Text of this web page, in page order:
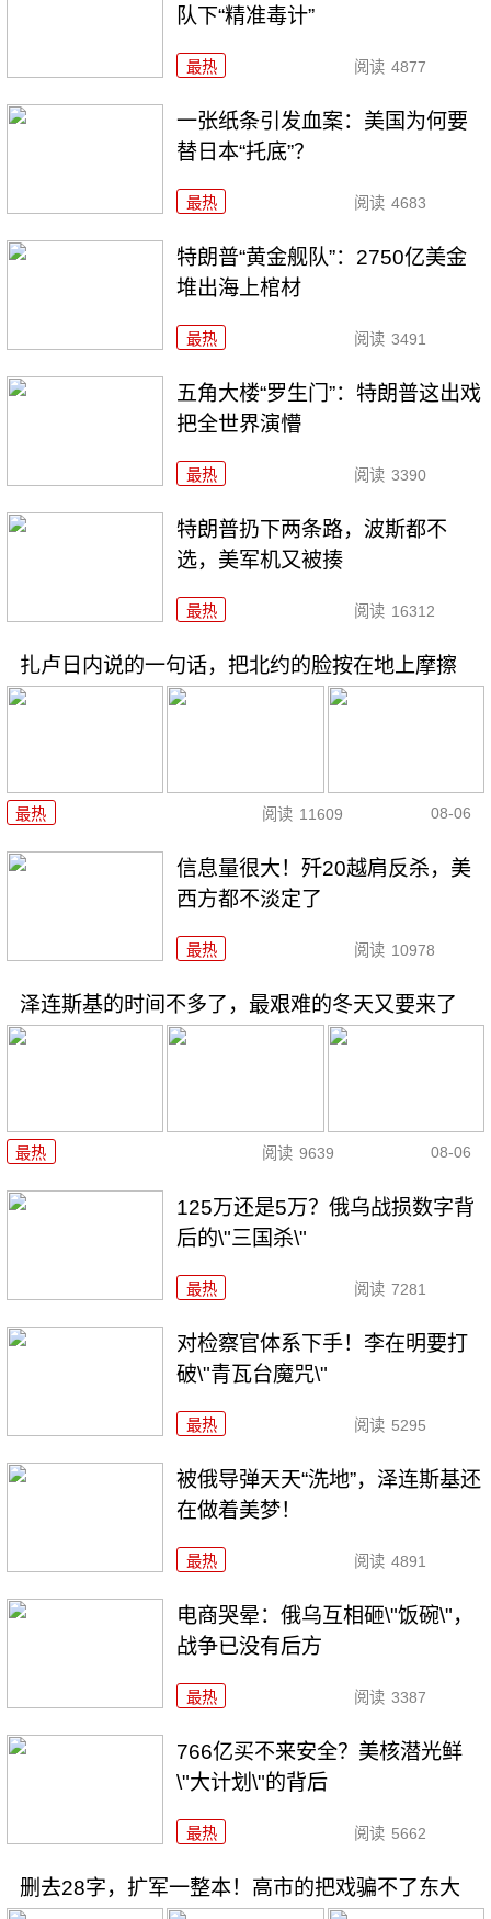
队下“精准毒计”
最热 阅读 4877
一张纸条引发血案：美国为何要
替日本“托底”？
最热 阅读 4683
特朗普“黄金舰队”：2750亿美金
堆出海上棺材
最热 阅读 3491
五角大楼“罗生门”：特朗普这出戏
把全世界演懵
最热 阅读 3390
特朗普扔下两条路，波斯都不
选，美军机又被揍
最热 阅读 16312
扎卢日内说的一句话，把北约的脸按在地上摩擦
最热 阅读 11609 08-06
信息量很大！歼20越肩反杀，美
西方都不淡定了
最热 阅读 10978
泽连斯基的时间不多了，最艰难的冬天又要来了
最热 阅读 9639 08-06
125万还是5万？俄乌战损数字背
后的\"三国杀\"
最热 阅读 7281
对检察官体系下手！李在明要打
破\"青瓦台魔咒\"
最热 阅读 5295
被俄导弹天天“洗地”，泽连斯基还
在做着美梦！
最热 阅读 4891
电商哭晕：俄乌互相砸\"饭碗\"，
战争已没有后方
最热 阅读 3387
766亿买不来安全？美核潜光鲜
\"大计划\"的背后
最热 阅读 5662
删去28字，扩军一整本！高市的把戏骗不了东大